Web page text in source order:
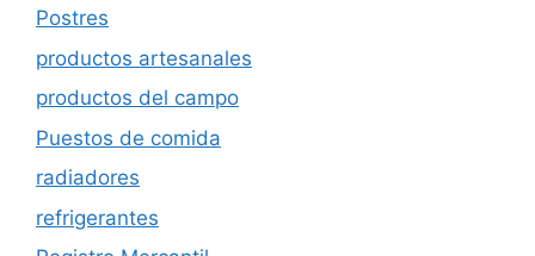
Postres
productos artesanales
productos del campo
Puestos de comida
radiadores
refrigerantes